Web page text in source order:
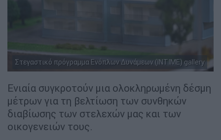
Στεγαστικό πρόγραμμα Ενόπλων Δυνάμεων (INTIME) gallery
Ενιαία συγκροτούν μια ολοκληρωμένη δέσμη
μέτρων για τη βελτίωση των συνθηκών
διαβίωσης των στελεχών μας και των
οικογενειών τους.